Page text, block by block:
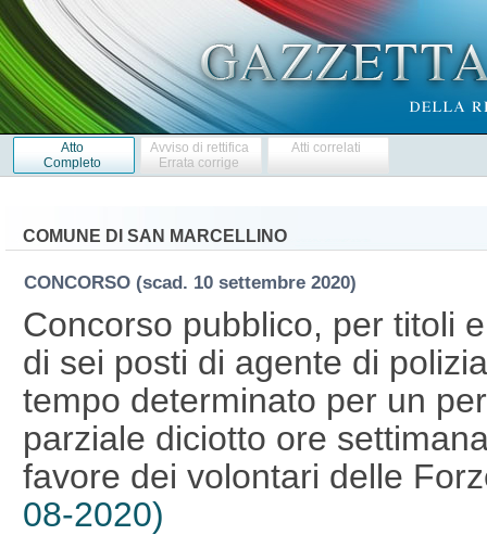
Atto
Completo
Avviso di rettifica
Errata corrige
Atti correlati
COMUNE DI SAN MARCELLINO
CONCORSO (scad. 10 settembre 2020)
Concorso pubblico, per titoli
di sei posti di agente di
tempo determinato per un
parziale diciotto ore
favore dei volontari delle
08-2020)